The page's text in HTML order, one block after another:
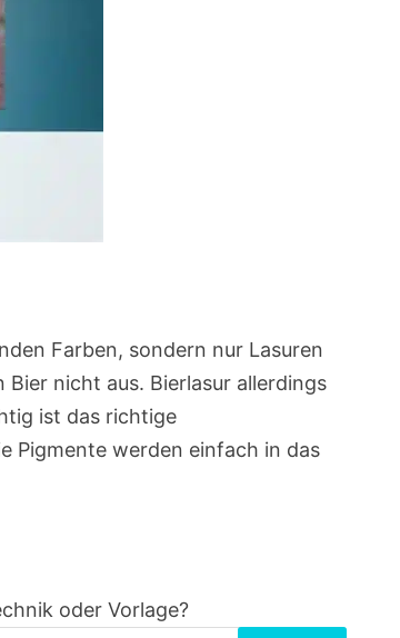
Farben, sondern nur Lasuren
nicht aus. Bierlasur allerdings
ist das richtige
Pigmente werden einfach in das
oder Vorlage?